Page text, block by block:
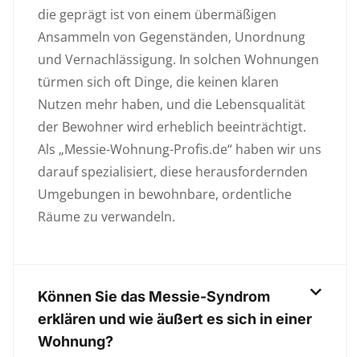
die geprägt ist von einem übermäßigen
Ansammeln von Gegenständen, Unordnung
und Vernachlässigung. In solchen Wohnungen
türmen sich oft Dinge, die keinen klaren
Nutzen mehr haben, und die Lebensqualität
der Bewohner wird erheblich beeinträchtigt.
Als „Messie-Wohnung-Profis.de“ haben wir uns
darauf spezialisiert, diese herausfordernden
Umgebungen in bewohnbare, ordentliche
Räume zu verwandeln.
Können Sie das Messie-Syndrom
erklären und wie äußert es sich in einer
Wohnung?